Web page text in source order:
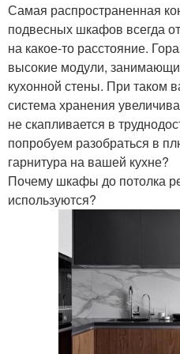
Самая распространенная
подвесных шкафов всегда
на какое-то расстояние.
высокие модули,
кухонной стены. При таком
система хранения
не скапливается в
попробуем разобраться в
гарнитура на вашей кухне?
Почему шкафы до потолка
используются?